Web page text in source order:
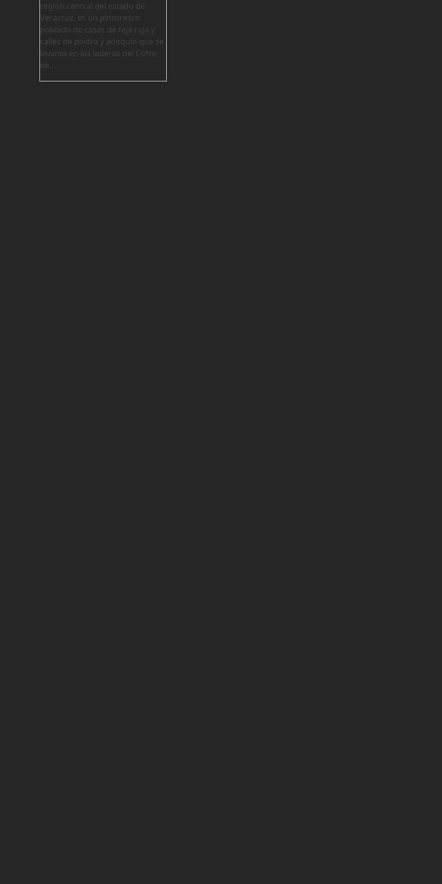
región central del estado de
Veracruz, es un pintoresco
poblado de casas de teja roja y
calles de piedra y adoquín que se
levanta en las laderas del Cofre
de…